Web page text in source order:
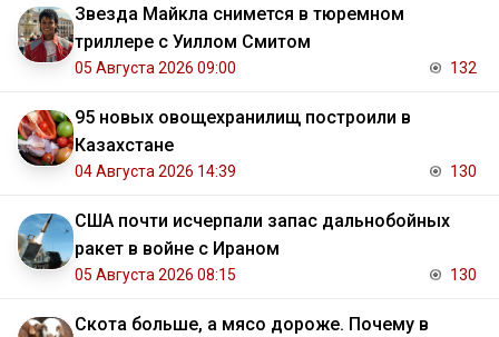
Звезда Майкла снимется в тюремном
триллере с Уиллом Смитом
05 Августа 2026 09:00 132
95 новых овощехранилищ построили в
Казахстане
04 Августа 2026 14:39 130
США почти исчерпали запас дальнобойных
ракет в войне с Ираном
05 Августа 2026 08:15 130
Скота больше, а мясо дороже. Почему в